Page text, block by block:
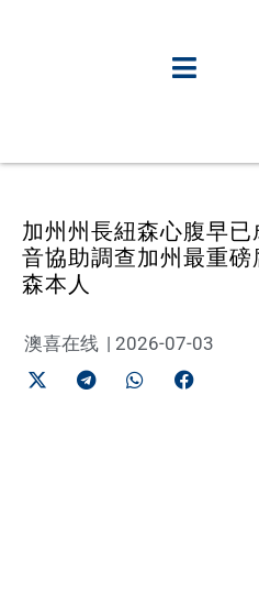
加州州長紐森心腹早
音協助調查加州最重
森本人
澳喜在线 | 2026-07-03